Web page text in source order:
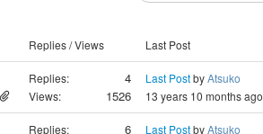
Replies / Views Last Post
Replies: 4
Views: 1526
Last PostbyAtsuko
13 years 10 months ago
Replies: 6 Last PostbyAtsuko